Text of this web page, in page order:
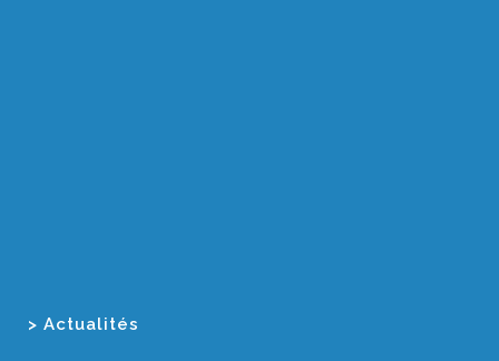
> Actualités